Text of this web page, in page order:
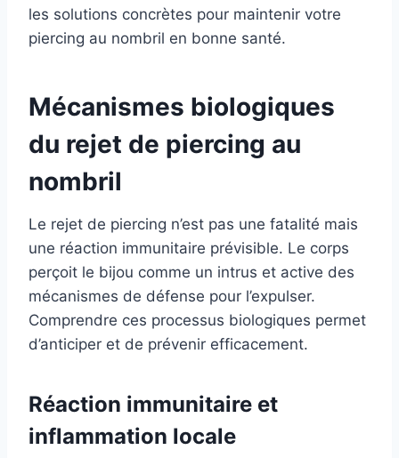
les solutions concrètes pour maintenir votre
piercing au nombril en bonne santé.
Mécanismes biologiques
du rejet de piercing au
nombril
Le rejet de piercing n’est pas une fatalité mais
une réaction immunitaire prévisible. Le corps
perçoit le bijou comme un intrus et active des
mécanismes de défense pour l’expulser.
Comprendre ces processus biologiques permet
d’anticiper et de prévenir efficacement.
Réaction immunitaire et
inflammation locale